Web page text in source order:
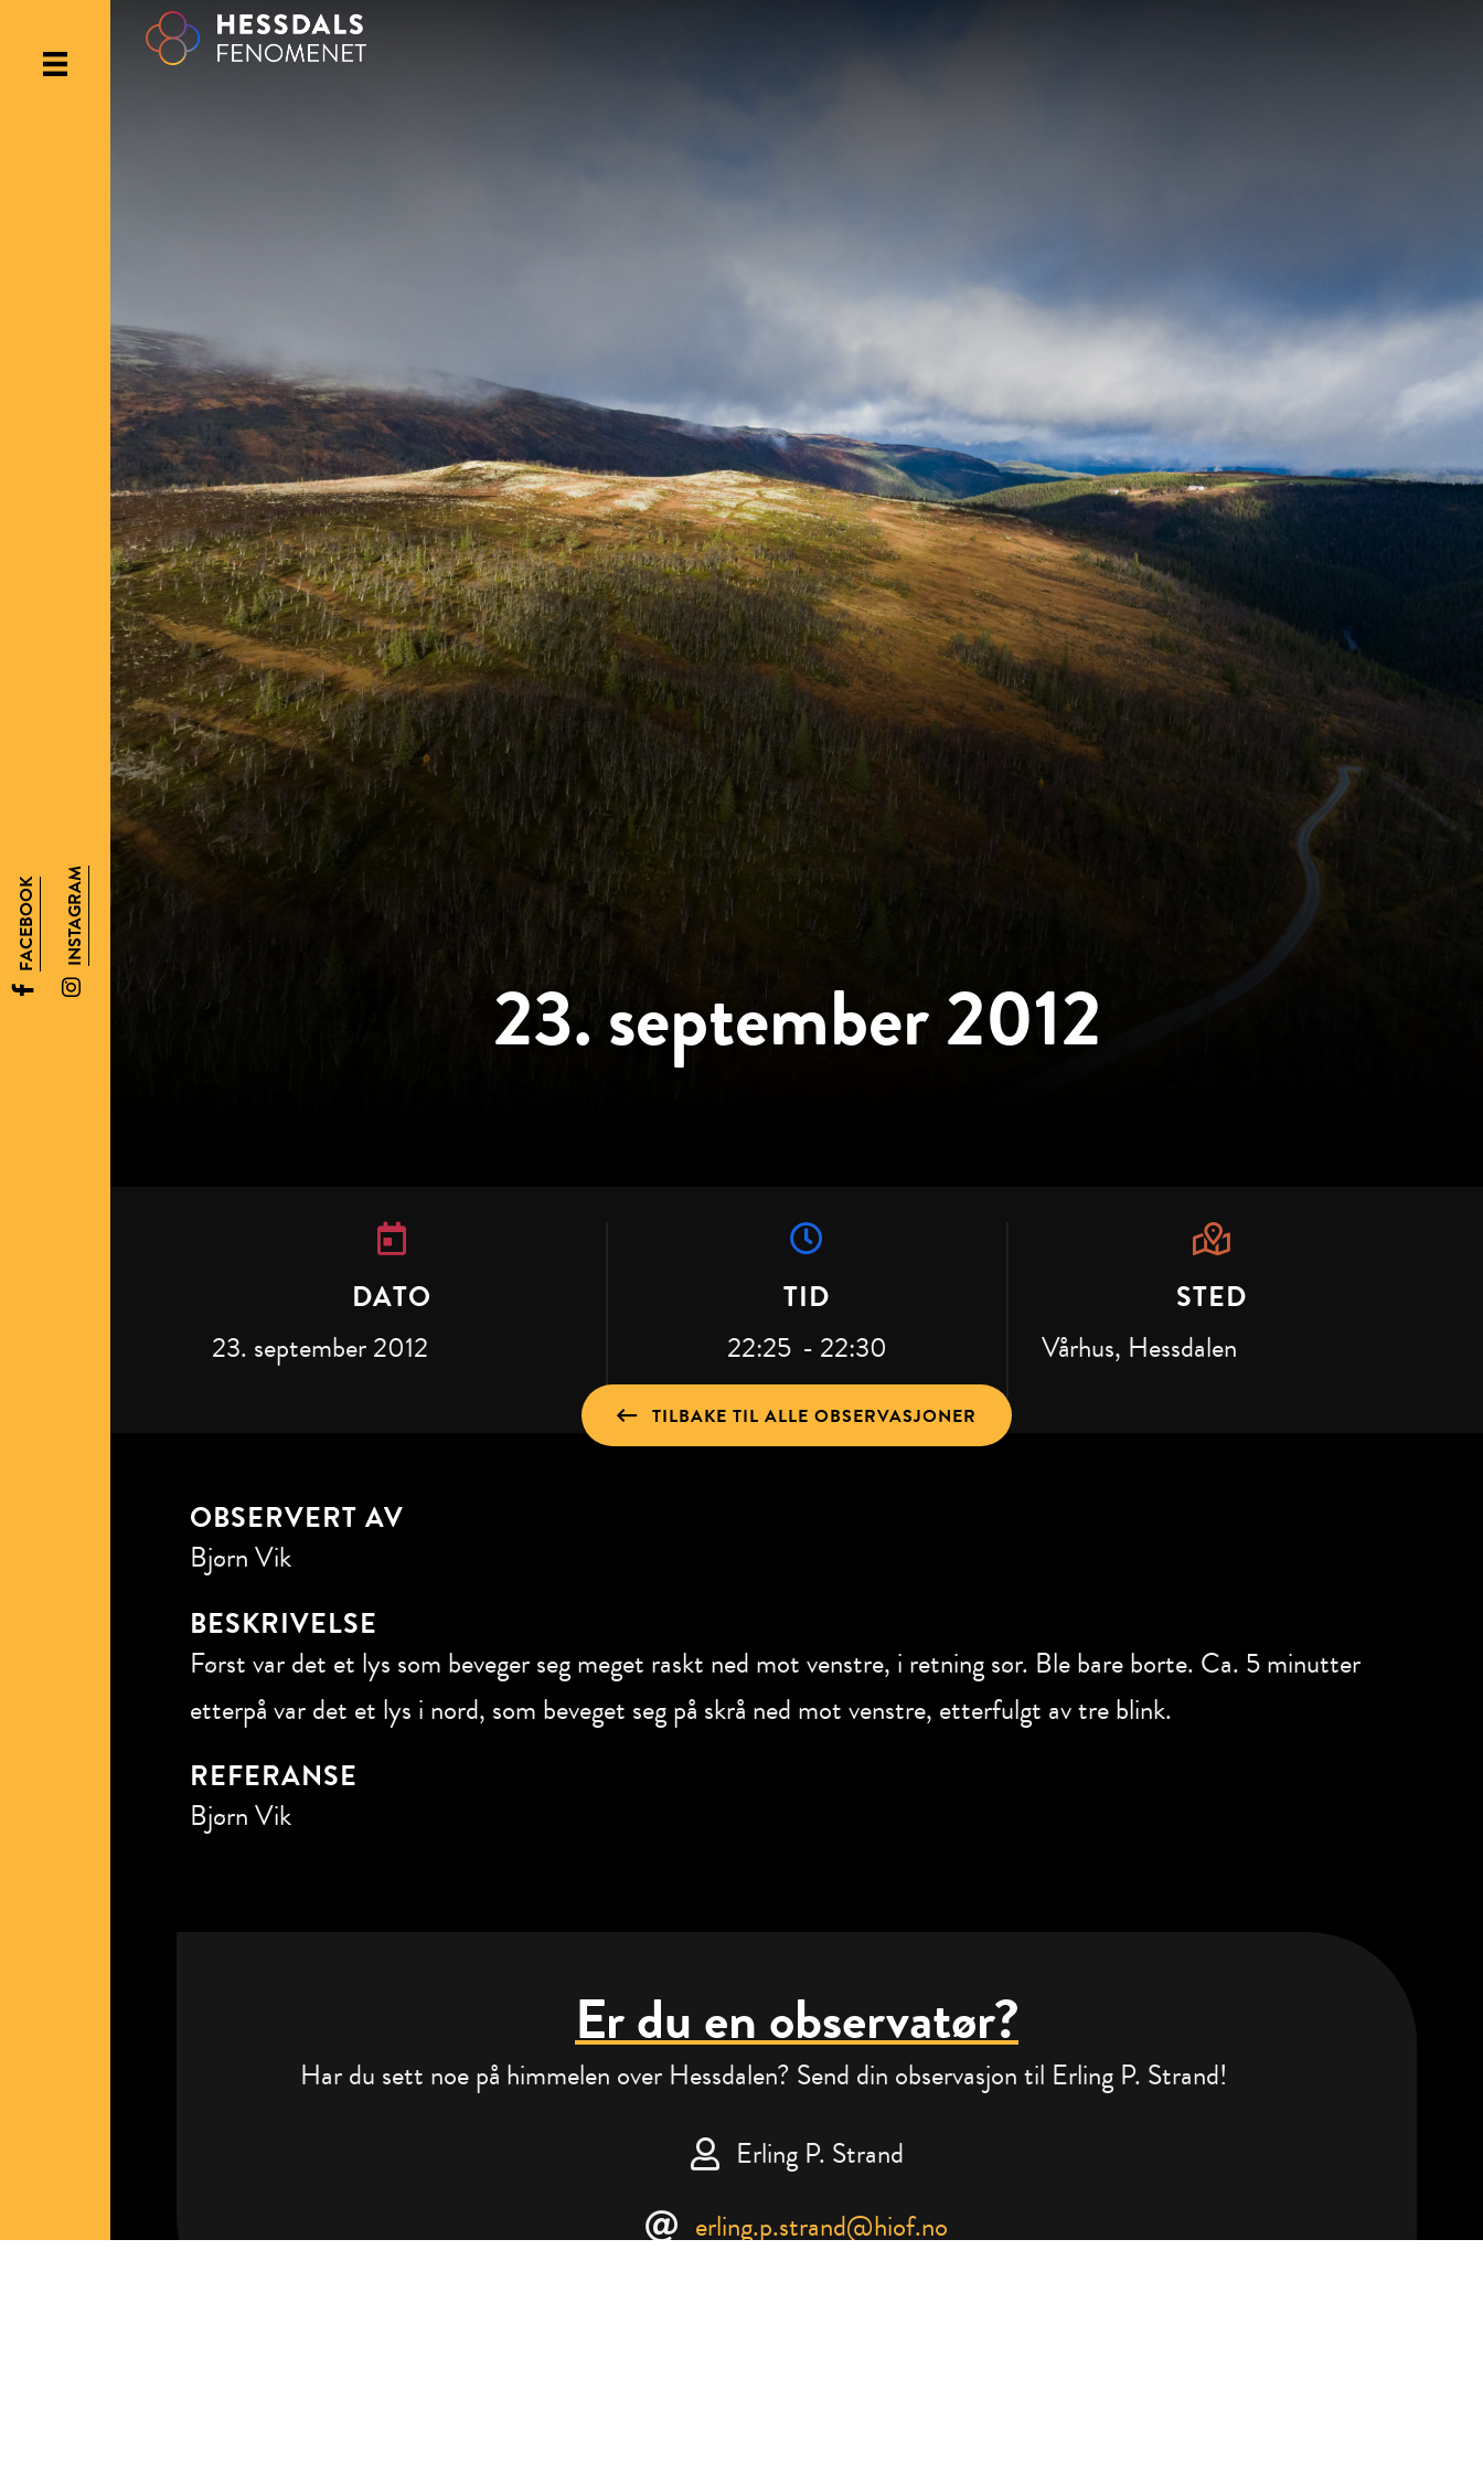
FACEBOOK INSTAGRAM
23. september 2012
DATO
23. september 2012
TID
22:25 - 22:30
STED
Vårhus, Hessdalen
TILBAKE TIL ALLE OBSERVASJONER
OBSERVERT AV
Bjørn Vik
BESKRIVELSE
Først var det et lys som beveger seg meget raskt ned mot venstre, i retning sør. Ble bare borte. Ca. 5 minutter
etterpå var det et lys i nord, som beveget seg på skrå ned mot venstre, etterfulgt av tre blink.
REFERANSE
Bjørn Vik
Er du en observatør?
Har du sett noe på himmelen over Hessdalen? Send din observasjon til Erling P. Strand!
Erling P. Strand
erling.p.strand@hiof.no